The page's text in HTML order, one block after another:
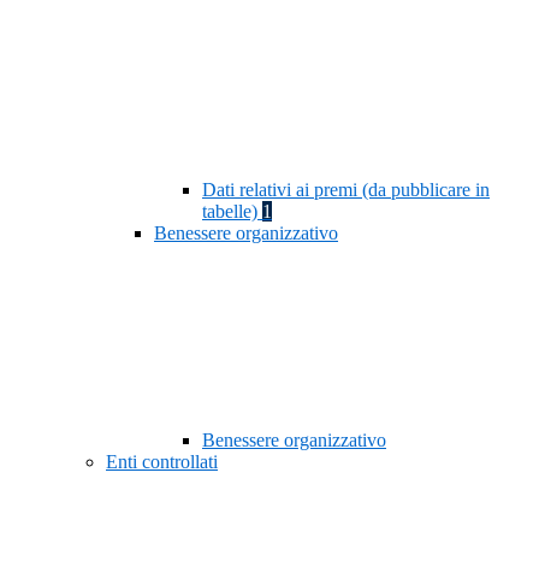
Dati relativi ai premi (da pubblicare in
tabelle) 1
Benessere organizzativo
Benessere organizzativo
Enti controllati